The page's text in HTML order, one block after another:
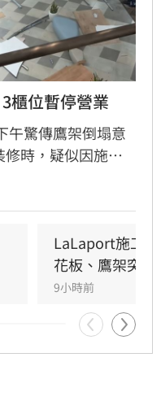
櫃位暫停營業
午驚傳鷹架倒塌意
時，疑似因施工
板崩落，現場粉塵
區域則維持正常運
調查，以確保商場
LaLaport施工
花板、鷹架突掉
9小時前